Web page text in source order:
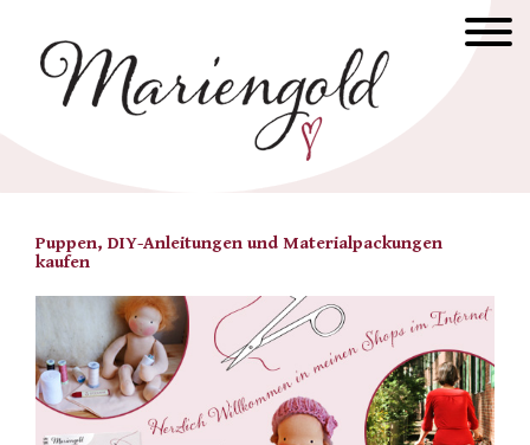
Puppen, DIY-Anleitungen und Materialpackungen
kaufen